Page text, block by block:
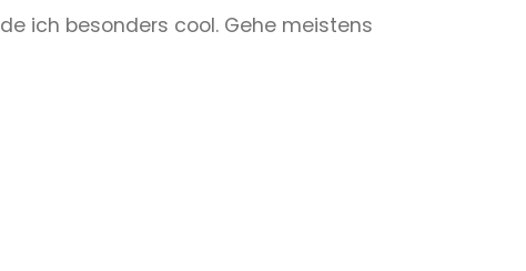
ich besonders cool. Gehe meistens